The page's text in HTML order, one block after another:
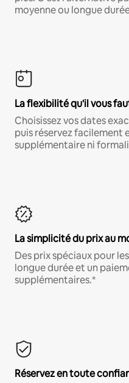
moyenne ou longue
La flexibilité qu'il vous
Choisissez vos dates
puis réservez facilement
supplémentaire ni
La simplicité du prix au
Des prix spéciaux pour
longue durée et un
supplémentaires.*
Réservez en toute